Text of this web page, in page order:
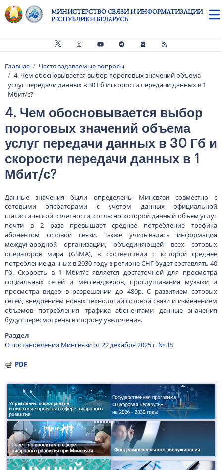
Перейти к основному содержанию
МИНИСТЕРСТВО СВЯЗИ И ИНФОРМАТИЗАЦИИ
РЕСПУБЛИКИ БЕЛАРУСЬ
Строка навигации
Главная
Часто задаваемые вопросы
4. Чем обосновывается выбор пороговых значений объема
услуг передачи данных в 30 Гб и скорости передачи данных в 1
Мбит/с?
4. Чем обосновывается выбор
пороговых значений объема
услуг передачи данных в 30 Гб и
скорости передачи данных в 1
Мбит/с?
Данные значения были определены Минсвязи совместно с
сотовыми операторами с учетом данных официальной
статистической отчетности, согласно которой данный объем услуг
почти в 2 раза превышает среднее потребление трафика
абонентом сотовой связи. Также учитывалась информация
международной организации, объединяющей всех сотовых
операторов мира (GSMA), в соответствии с которой среднее
потребление данных в 2030 году в регионе СНГ будет составлять 40
Гб. Скорость в 1 Мбит/с является достаточной для просмотра
социальных сетей и мессенджеров, прослушивания музыки и
просмотра видео в разрешении до 480р. С развитием сотовых
сетей, внедрением новых технологий сотовой связи и изменением
объемов потребления трафика абонентами данные значения
будут пересмотрены в сторону увеличения.
Раздел
О постановлении Минсвязи от 22 декабря 2025 г. № 38
PDF